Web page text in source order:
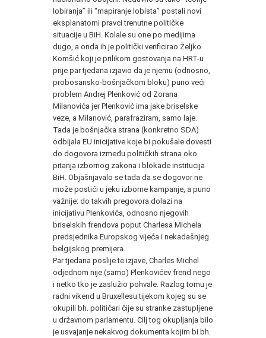
lobiranja” ili “mapiranje lobista” postali novi
eksplanatorni pravci trenutne političke
situacije u BiH. Kolale su one po medijima
dugo, a onda ih je politički verificirao Željko
Komšić koji je prilikom gostovanja na HRT-u
prije par tjedana izjavio da je njemu (odnosno,
probosansko-bošnjačkom bloku) puno veći
problem Andrej Plenković od Zorana
Milanovića jer Plenković ima jake briselske
veze, a Milanović, parafraziram, samo laje.
Tada je bošnjačka strana (konkretno SDA)
odbijala EU inicijative koje bi pokušale dovesti
do dogovora između političkih strana oko
pitanja izbornog zakona i blokade institucija
BiH. Objašnjavalo se tada da se dogovor ne
može postići u jeku izborne kampanje, a puno
važnije: do takvih pregovora dolazi na
inicijativu Plenkovića, odnosno njegovih
briselskih frendova poput Charlesa Michela
predsjednika Europskog vijeća i nekadašnjeg
belgijskog premijera.
Par tjedana poslije te izjave, Charles Michel
odjednom nije (samo) Plenkovićev frend nego
i netko tko je zaslužio pohvale. Razlog tomu je
radni vikend u Bruxellesu tijekom kojeg su se
okupili bh. političari čije su stranke zastupljene
u državnom parlamentu. Cilj tog okupljanja bilo
je usvajanje nekakvog dokumenta kojim bi bh.